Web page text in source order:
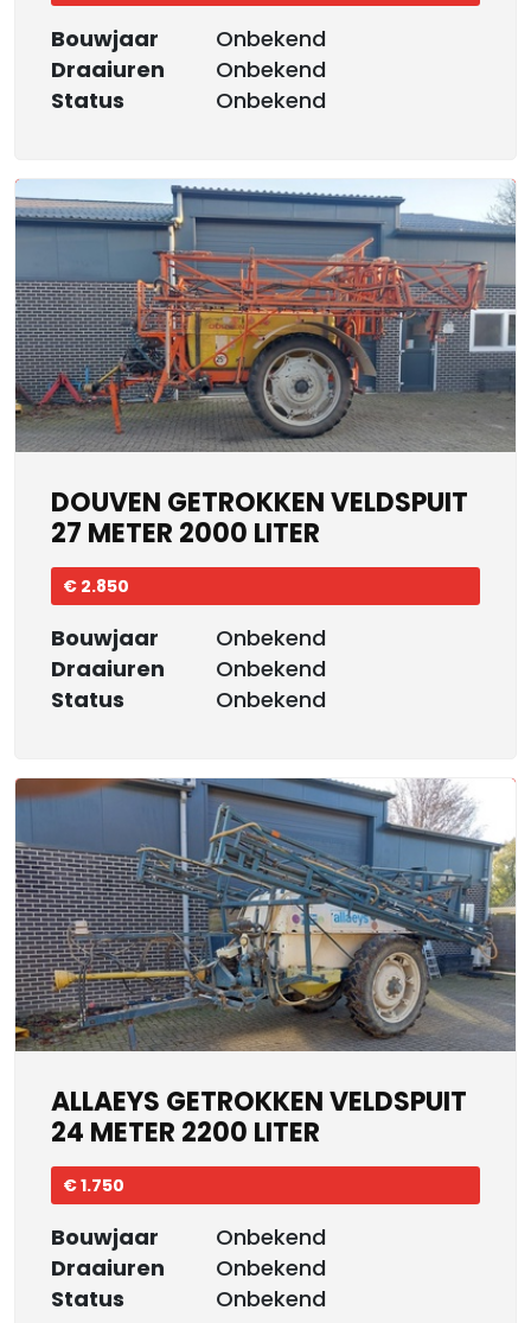
Bouwjaar
Onbekend
Draaiuren
Onbekend
Status
Onbekend
DOUVEN GETROKKEN VELDSPUIT
27 METER 2000 LITER
€ 2.850
Bouwjaar
Onbekend
Draaiuren
Onbekend
Status
Onbekend
ALLAEYS GETROKKEN VELDSPUIT
24 METER 2200 LITER
€ 1.750
Bouwjaar
Onbekend
Draaiuren
Onbekend
Status
Onbekend